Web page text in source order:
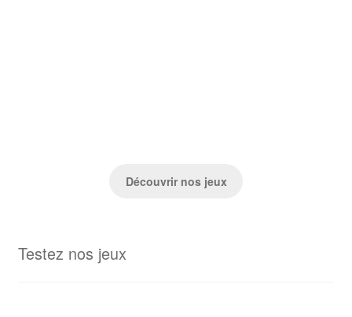
Découvrir nos jeux
Testez nos jeux